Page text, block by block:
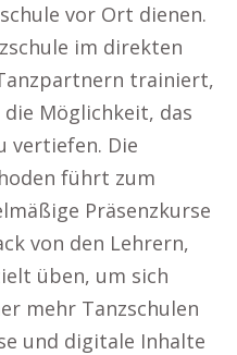
vor Ort dienen.
im direkten
trainiert,
Möglichkeit, das
vertiefen. Die
führt zum
Präsenzkurse
von den Lehrern,
üben, um sich
mehr Tanzschulen
und digitale Inhalte